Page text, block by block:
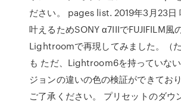
ださい。 pages list. 2019年3月23日
叶えるためSONY α7IIIでFUJIFILM風
Lightroomで再現してみました。（
も ただ、Lightroom6を持っていな
ジョンの違いの色の検証ができてお
ご了承ください。 プリセットのダウ